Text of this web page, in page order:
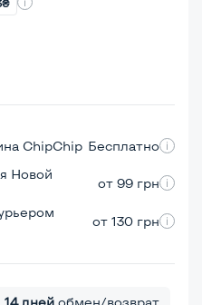
ChipChip Бесплатно
Новой
от 99 грн
от 130 грн
14 дней обмен/возврат